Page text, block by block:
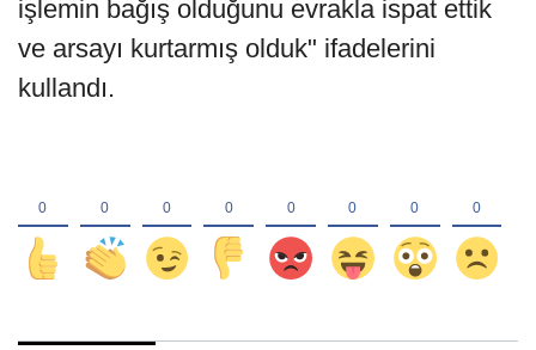
işlemin bağış olduğunu evrakla ispat ettik
ve arsayı kurtarmış olduk" ifadelerini
kullandı.